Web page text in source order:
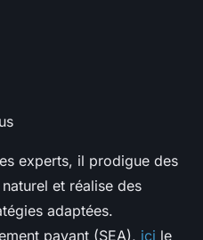
experts, il prodigue des
et réalise des
adaptées.
payant (SEA), ici le